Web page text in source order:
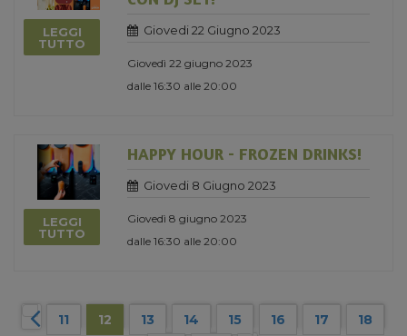
LEGGI
TUTTO
Giovedi 22 Giugno 2023
Giovedì 22 giugno 2023
dalle 16:30 alle 20:00
LEGGI
TUTTO
HAPPY HOUR - FROZEN DRINKS!
Giovedi 8 Giugno 2023
Giovedì 8 giugno 2023
dalle 16:30 alle 20:00
11 12 13 14 15 16 17
18